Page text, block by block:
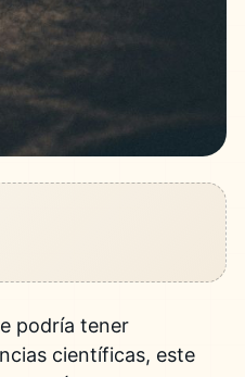
podría tener
científicas, este